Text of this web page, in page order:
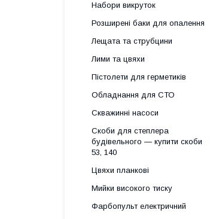
Набори викруток
Розширені баки для опалення
Лещата та струбцини
Лими та цвяхи
Пістолети для герметиків
Обладнання для СТО
Скважинні насоси
Скоби для степлера
будівельного — купити скоби
53, 140
Цвяхи планкові
Мийки високого тиску
Фарбопульт електричний